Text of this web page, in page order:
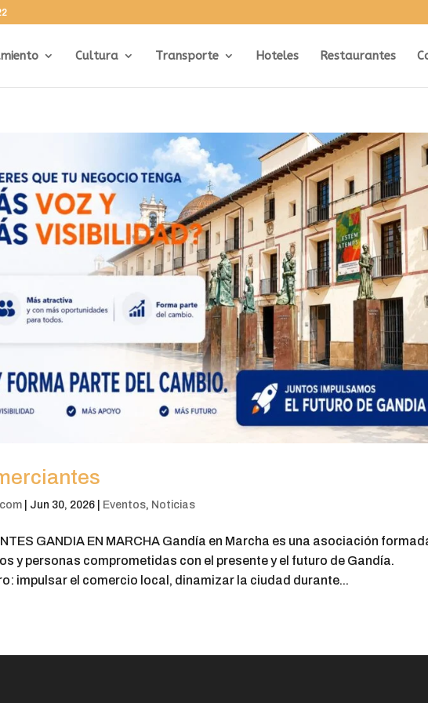
Cultura Transporte Hoteles Restaurantes
Jun 30, 2026 Eventos, Noticias
GANDIA EN MARCHA Gandía en Marcha es una asociación
y personas comprometidas con el presente y el futuro de Gandía.
impulsar el comercio local, dinamizar la ciudad durante...